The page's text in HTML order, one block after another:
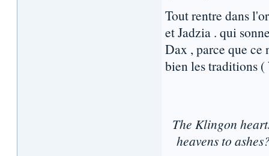
Tout rentre dans
et Jadzia . qui
Dax , parce que ce
bien les traditions (
The Klingon
heavens to